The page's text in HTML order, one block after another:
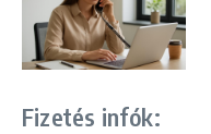
Fizetés infók: